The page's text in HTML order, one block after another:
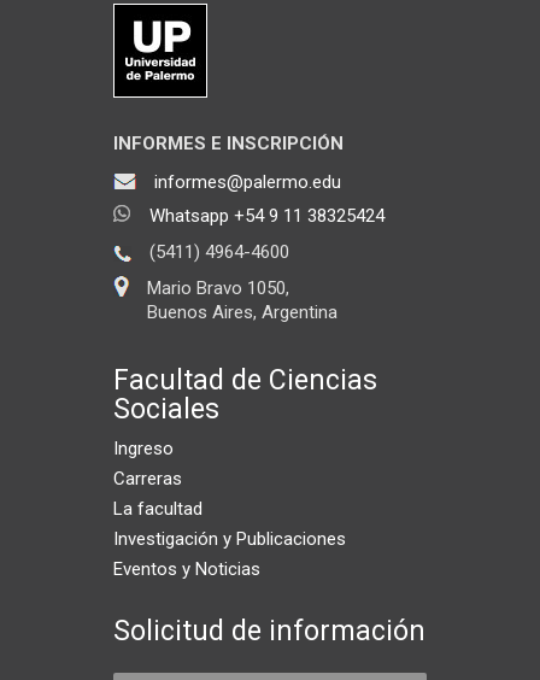
INFORMES E INSCRIPCIÓN
informes@palermo.edu
Whatsapp +54 9 11 38325424
(5411) 4964-4600
Mario Bravo 1050,
Buenos Aires, Argentina
Facultad de Ciencias
Sociales
Ingreso
Carreras
La facultad
Investigación y Publicaciones
Eventos y Noticias
Solicitud de información